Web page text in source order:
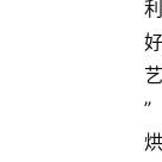
利
好
艺
”
烘